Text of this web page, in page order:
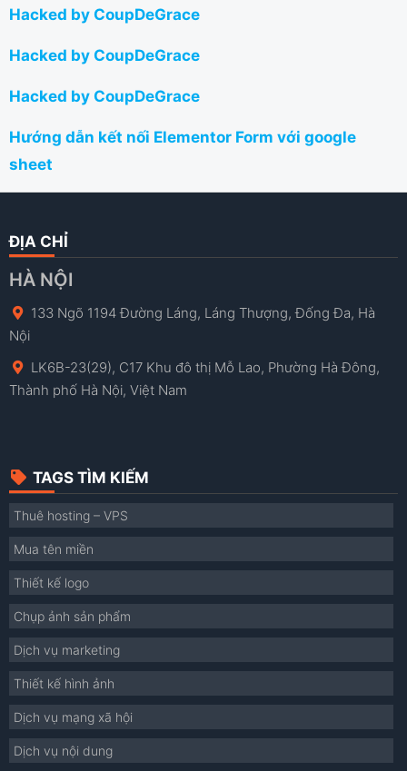
Hacked by CoupDeGrace
Hacked by CoupDeGrace
Hacked by CoupDeGrace
Hướng dẫn kết nối Elementor Form với google
sheet
ĐỊA CHỈ
HÀ NỘI
133 Ngõ 1194 Đường Láng, Láng Thượng, Đống Đa, Hà
Nội
LK6B-23(29), C17 Khu đô thị Mỗ Lao, Phường Hà Đông,
Thành phố Hà Nội, Việt Nam
TAGS TÌM KIẾM
Thuê hosting – VPS
Mua tên miền
Thiết kế logo
Chụp ảnh sản phẩm
Dịch vụ marketing
Thiết kế hình ảnh
Dịch vụ mạng xã hội
Dịch vụ nội dung